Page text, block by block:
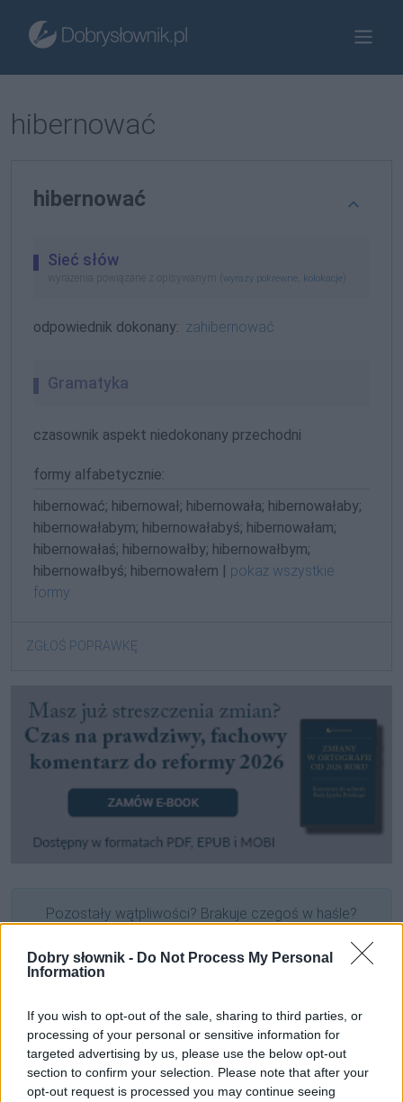
Dobry słownik - Do Not Process My Personal
Information
If you wish to opt-out of the sale, sharing to third parties, or
processing of your personal or sensitive information for
targeted advertising by us, please use the below opt-out
section to confirm your selection. Please note that after your
opt-out request is processed you may continue seeing
hibernować
hibernować
Sieć słów
wyrażenia powiązane z opisywanym ( wyrazy pokrewne kolokacje
odpowiednik dokonany: zahibernować
Gramatyka
czasownik aspekt niedokonany przechodni
formy alfabetycznie:
hibernować; hibernował; hibernowała; hibernowałaby;
hibernowałabym; hibernowałabyś; hibernowałam;
hibernowałaś; hibernowałby; hibernowałbym;
hibernowałbyś; hibernowałem | pokaż wszystkie
formy
ZGŁOŚ POPRAWKĘ
Pozostały wątpliwości? Brakuje czegoś w haśle?
Często sprawdzane
Poprawność pod(d)awania